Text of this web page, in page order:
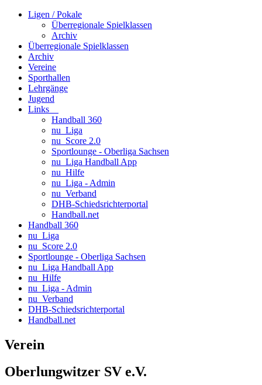
Ligen / Pokale
Überregionale Spielklassen
Archiv
Überregionale Spielklassen
Archiv
Vereine
Sporthallen
Lehrgänge
Jugend
Links
Handball 360
nu_Liga
nu_Score 2.0
Sportlounge - Oberliga Sachsen
nu_Liga Handball App
nu_Hilfe
nu_Liga - Admin
nu_Verband
DHB-Schiedsrichterportal
Handball.net
Handball 360
nu_Liga
nu_Score 2.0
Sportlounge - Oberliga Sachsen
nu_Liga Handball App
nu_Hilfe
nu_Liga - Admin
nu_Verband
DHB-Schiedsrichterportal
Handball.net
Verein
Oberlungwitzer SV e.V.